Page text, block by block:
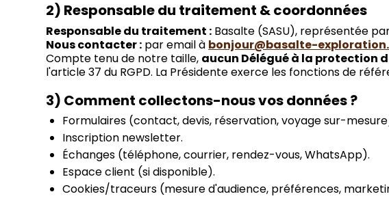
2) Responsable du traitement & coordonnées
Responsable du traitement : Basalte (SASU), représentée
Nous contacter : par email à bonjour@basalte-
Compte tenu de notre taille, aucun Délégué à la protection
l'article 37 du RGPD. La Présidente exerce les fonctions de
3) Comment collectons-nous vos données ?
Formulaires (contact, devis, réservation, voyage sur-
Inscription newsletter.
Échanges (téléphone, courrier, rendez-vous, WhatsApp).
Espace client (si disponible).
Cookies/traceurs (mesure d'audience, préférences,